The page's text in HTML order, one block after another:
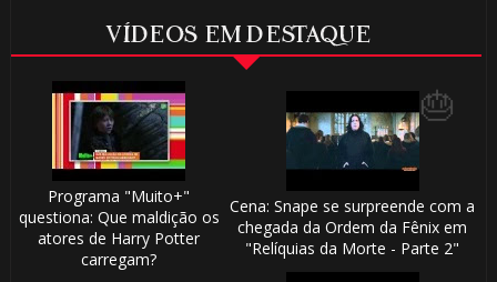
VÍDEOS EM DESTAQUE
Programa "Muito+"
questiona: Que maldição os
atores de Harry Potter
carregam?
Cena: Snape se surpreende com a
chegada da Ordem da Fênix em
"Relíquias da Morte - Parte 2"